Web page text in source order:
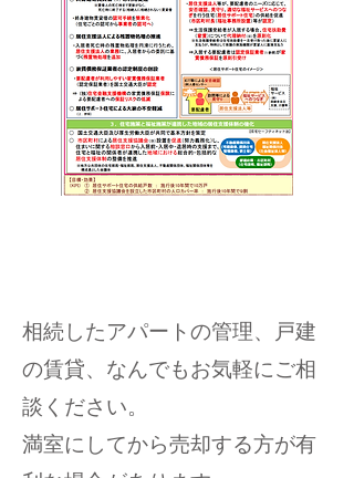
相続したアパートの管理、戸建
の賃貸、なんでもお気軽にご相
談ください。
満室にしてから売却する方が有